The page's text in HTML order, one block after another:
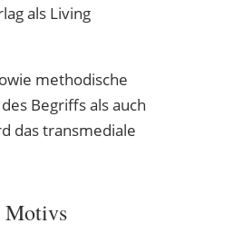
als Living
methodische
Begriffs als auch
das transmediale
Motivs